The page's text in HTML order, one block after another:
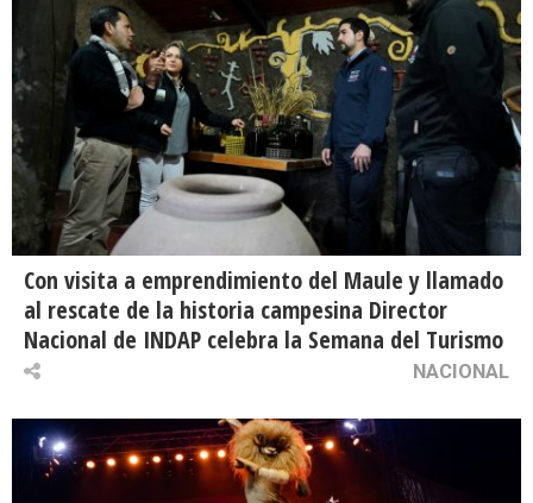
Con visita a emprendimiento del Maule y llamado
al rescate de la historia campesina Director
Nacional de INDAP celebra la Semana del Turismo
NACIONAL